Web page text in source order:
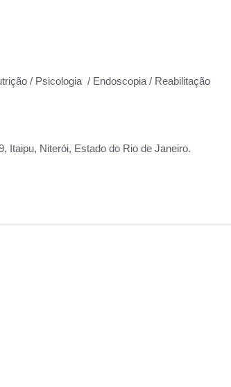
/ Psicologia / Endoscopia / Reabilitação
Itaipu, Niterói, Estado do Rio de Janeiro.